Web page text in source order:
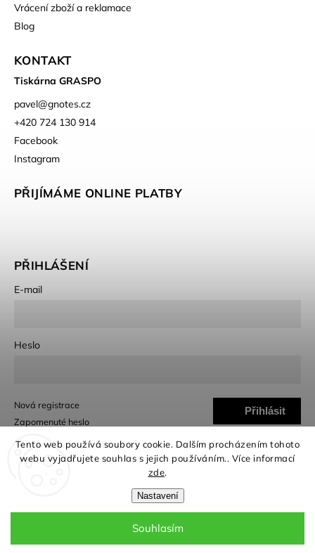
Tento web používá soubory cookie. Dalším procházením tohoto
webu vyjadřujete souhlas s jejich používáním.. Více informací
zde.
Nastavení
Souhlasím
Vrácení zboží a reklamace
Blog
KONTAKT
Tiskárna GRASPO
pavel@gnotes.cz
+420 724 130 914
Facebook
Instagram
PŘIJÍMÁME ONLINE PLATBY
PŘIHLÁŠENÍ
E-mail
Heslo
Přihlásit
Nová registrace
Zapomenuté heslo